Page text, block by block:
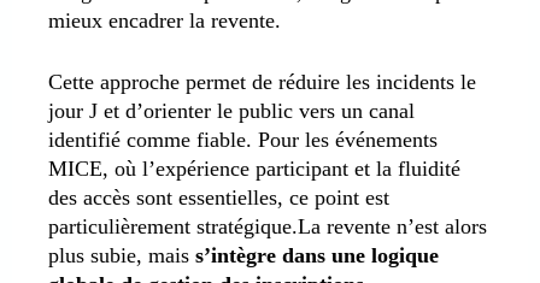
mieux encadrer la revente.
Cette approche permet de réduire les incidents le
jour J et d’orienter le public vers un canal
identifié comme fiable. Pour les événements
MICE, où l’expérience participant et la fluidité
des accès sont essentielles, ce point est
particulièrement stratégique.La revente n’est alors
plus subie, mais s’intègre dans une logique